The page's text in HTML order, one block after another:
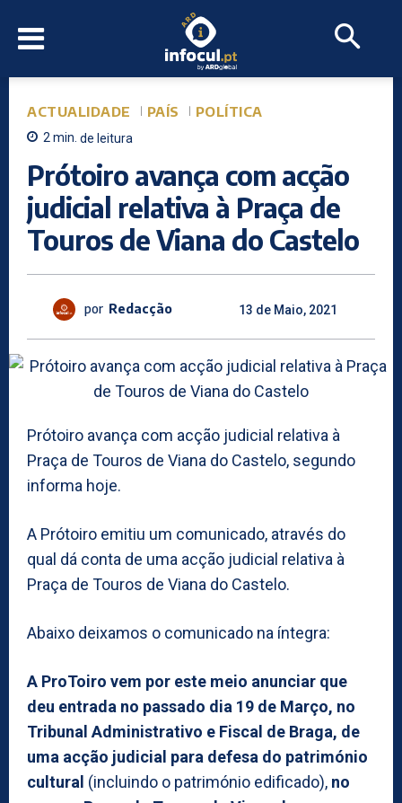
ACTUALIDADE PAÍS POLÍTICA
2min. de leitura
Prótoiro avança com acção
judicial relativa à Praça de
Touros de Viana do Castelo
por Redacção 13 de Maio, 2021
Prótoiro avança com acção judicial relativa à
Praça de Touros de Viana do Castelo, segundo
informa hoje.
A Prótoiro emitiu um comunicado, através do
qual dá conta de uma acção judicial relativa à
Praça de Touros de Viana do Castelo.
Abaixo deixamos o comunicado na íntegra:
A ProToiro vem por este meio anunciar que
deu entrada no passado dia 19 de Março, no
Tribunal Administrativo e Fiscal de Braga, de
uma acção judicial para defesa do património
cultural (incluindo o património edificado), no